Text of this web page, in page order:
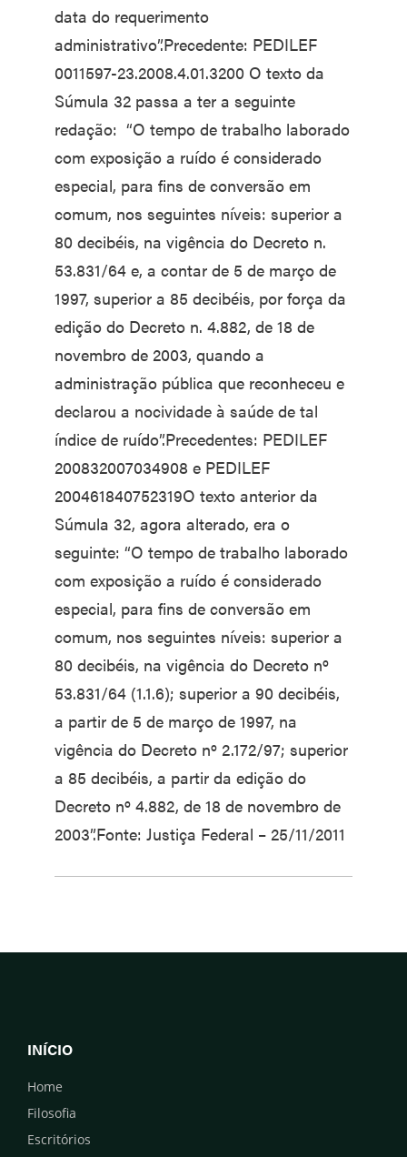
data do requerimento
administrativo”.Precedente: PEDILEF
0011597-23.2008.4.01.3200 O texto da
Súmula 32 passa a ter a seguinte
redação: “O tempo de trabalho laborado
com exposição a ruído é considerado
especial, para fins de conversão em
comum, nos seguintes níveis: superior a
80 decibéis, na vigência do Decreto n.
53.831/64 e, a contar de 5 de março de
1997, superior a 85 decibéis, por força da
edição do Decreto n. 4.882, de 18 de
novembro de 2003, quando a
administração pública que reconheceu e
declarou a nocividade à saúde de tal
índice de ruído”.Precedentes: PEDILEF
200832007034908 e PEDILEF
200461840752319O texto anterior da
Súmula 32, agora alterado, era o
seguinte: “O tempo de trabalho laborado
com exposição a ruído é considerado
especial, para fins de conversão em
comum, nos seguintes níveis: superior a
80 decibéis, na vigência do Decreto nº
53.831/64 (1.1.6); superior a 90 decibéis,
a partir de 5 de março de 1997, na
vigência do Decreto nº 2.172/97; superior
a 85 decibéis, a partir da edição do
Decreto nº 4.882, de 18 de novembro de
2003”.Fonte: Justiça Federal – 25/11/2011
INÍCIO
Home
Filosofia
Escritórios